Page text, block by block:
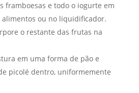
framboesas e todo o iogurte em
alimentos ou no liquidificador.
o restante das frutas na
em uma forma de pão e
picolé dentro, uniformemente